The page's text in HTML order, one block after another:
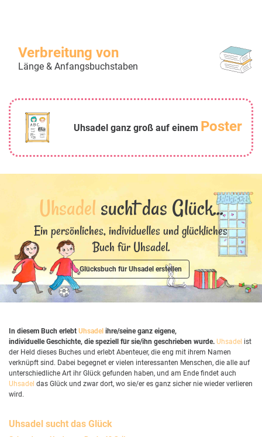
Verbreitung von
Länge & Anfangsbuchstaben
Uhsadel ganz groß auf einem Poster
Uhsadelsucht das Glück...
Ein persönliches, individuelles und glückliches
Buch für Uhsadel.
Glücksbuch für Uhsadel erstellen
In diesem Buch erlebt Uhsadel ihre/seine ganz eigene,
individuelle Geschichte, die speziell für sie/ihn geschrieben wurde. Uhsadel ist
der Held dieses Buches und erlebt Abenteuer, die eng mit ihrem Namen
verknüpft sind. Dabei begegnet er vielen interessanten Menschen, die alle auf
unterschiedliche Art ihr Glück gefunden haben, und am Ende findet auch
Uhsadel das Glück und zwar dort, wo sie/er es ganz sicher nie wieder verlieren
wird.
Uhsadel sucht das Glück